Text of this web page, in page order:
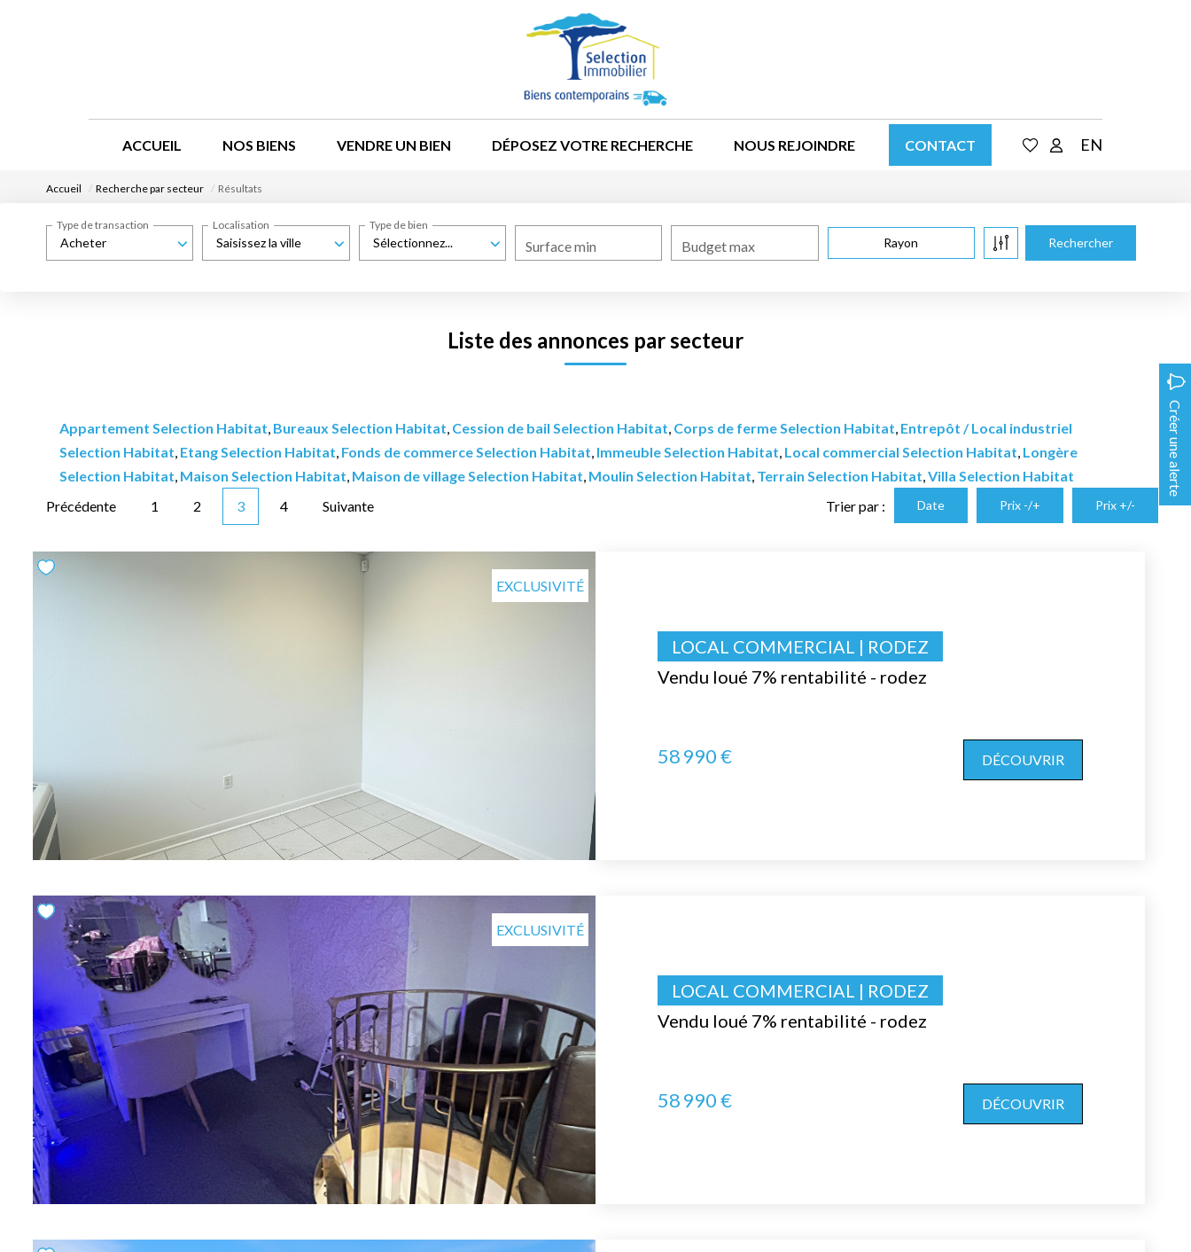
ACCUEIL NOS BIENS VENDRE UN BIEN DÉPOSEZ VOTRE RECHERCHE NOUS REJOINDRE CONTACT EN
Accueil Recherche par secteur Résultats
Acheter
Type de transaction
Saisissez la ville
Localisation
Sélectionnez...
Type de bien
Surface min Budget max Rayon
Liste des annonces par secteur
Appartement Selection Habitat, Bureaux Selection Habitat, Cession de bail Selection Habitat, Corps de ferme Selection Habitat, Entrepôt / Local industriel
Selection Habitat, Etang Selection Habitat, Fonds de commerce Selection Habitat, Immeuble Selection Habitat, Local commercial Selection Habitat, Longère
Selection Habitat, Maison Selection Habitat, Maison de village Selection Habitat, Moulin Selection Habitat, Terrain Selection Habitat,Villa Selection Habitat Créer une alerte
Précédente 1 2 3 4 Suivante Trier par : Date Prix -/+ Prix +/-
EXCLUSIVITÉ
Vendu loué 7% rentabilité - rodez
LOCAL COMMERCIAL | RODEZ
58 990 € DÉCOUVRIR
EXCLUSIVITÉ
Vendu loué 7% rentabilité - rodez
LOCAL COMMERCIAL | RODEZ
58 990 € DÉCOUVRIR